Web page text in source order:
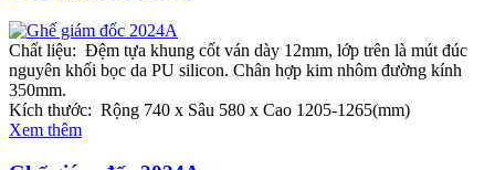
Chất liệu: Đệm tựa khung cốt ván dày 12mm, lớp trên là mút đúc
nguyên khối bọc da PU silicon. Chân hợp kim nhôm đường kính
350mm.
Kích thước: Rộng 740 x Sâu 580 x Cao 1205-1265(mm)
Xem thêm